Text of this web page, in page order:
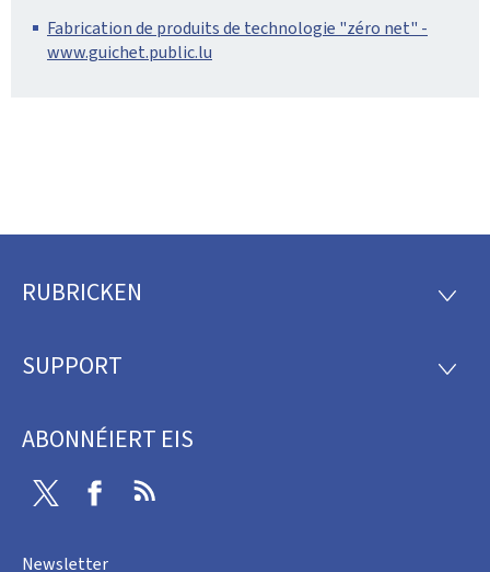
Fabrication de produits de technologie "zéro net" -
www.guichet.public.lu
Fousszeil
RUBRICKEN
SUPPORT
ABONNÉIERT EIS
Twitter Facebook
Newsletter